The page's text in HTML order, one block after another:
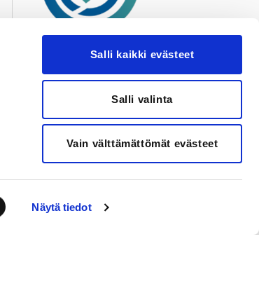
Näytä tiedot
Salli kaikki evästeet
Salli valinta
Vain välttämättömät evästeet